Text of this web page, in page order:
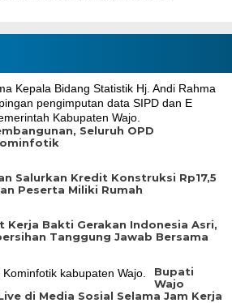
Seluruh OPD
Salurkan Kredit Konstruksi Rp17,5
Peserta Miliki Rumah
Bakti Gerakan Indonesia Asri,
Tanggung Jawab Bersama
Bupati
Wajo
di Media Sosial Selama Jam Kerja